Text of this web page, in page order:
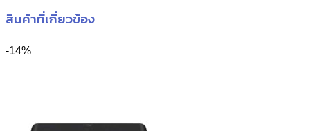
สินค้าที่เกี่ยวข้อง
-14%